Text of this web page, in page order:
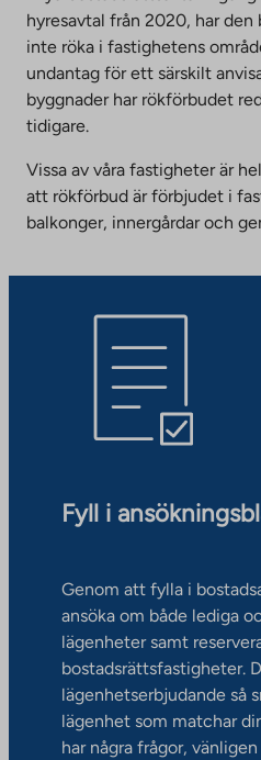
hyresavtal från 2020, har
inte röka i fastighetens
undantag för ett särskilt
byggnader har rökförbudet
tidigare.
Vissa av våra fastigheter är
att rökförbud är förbjudet i
balkonger, innergårdar och
Fyll i
Genom att fylla i
ansöka om både lediga
lägenheter samt
bostadsrättsfastigheter.
lägenhetserbjudande så
lägenhet som matchar
har några frågor,